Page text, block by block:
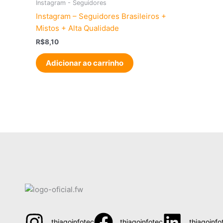
Instagram - Seguidores
Instagram – Seguidores Brasileiros +
Mistos + Alta Qualidade
R$8,10
Adicionar ao carrinho